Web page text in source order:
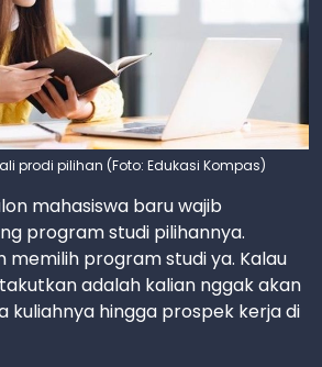
prodi pilihan (Foto: Edukasi Kompas)
mahasiswa baru wajib
program studi pilihannya.
memilih program studi ya. Kalau
adalah kalian nggak akan
hingga prospek kerja di